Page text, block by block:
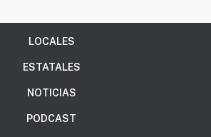
LOCALES
ESTATALES
NOTICIAS
PODCAST